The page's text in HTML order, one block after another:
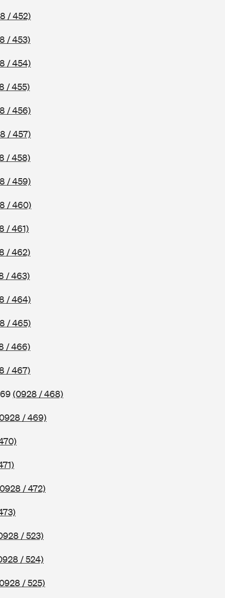
/ 452)
/ 453)
/ 454)
/ 455)
/ 456)
/ 457)
/ 458)
/ 459)
/ 460)
/ 461)
/ 462)
/ 463)
/ 464)
/ 465)
/ 466)
/ 467)
(0928 / 468)
/ 469)
/ 472)
/ 523)
/ 524)
/ 525)